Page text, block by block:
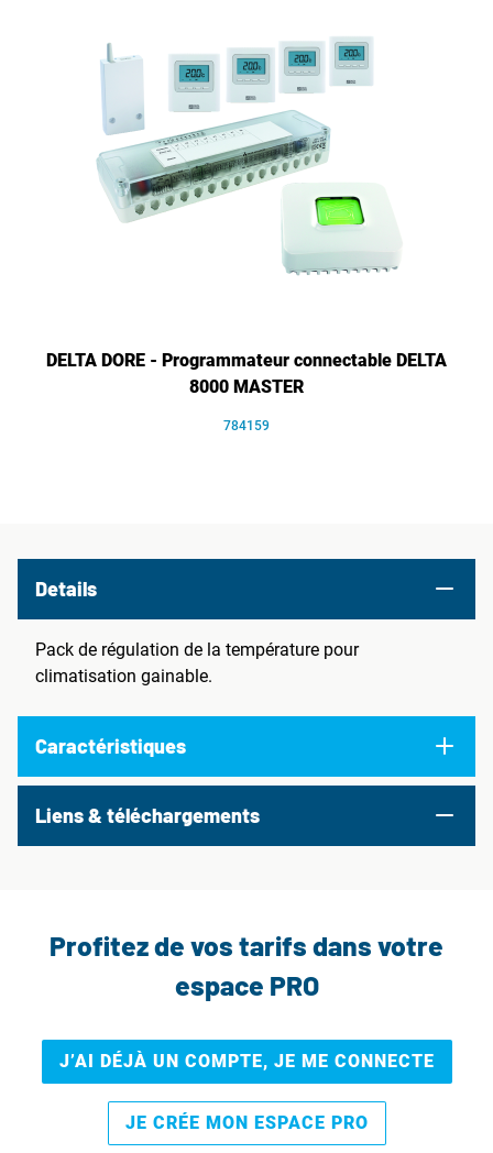
DELTA DORE - Programmateur connectable DELTA
8000 MASTER
784159
Details
Pack de régulation de la température pour
climatisation gainable.
Caractéristiques
Liens & téléchargements
Profitez de vos tarifs dans votre
espace PRO
J’AI DÉJÀ UN COMPTE, JE ME CONNECTE
JE CRÉE MON ESPACE PRO